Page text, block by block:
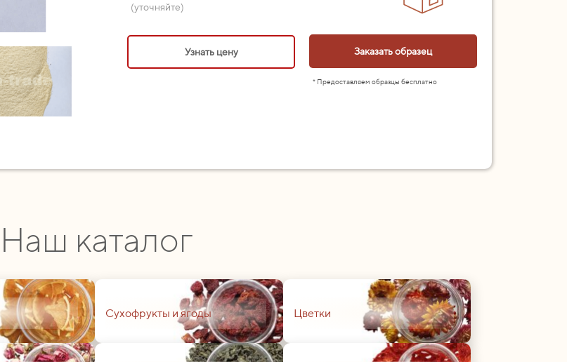
(уточняйте)
Узнать цену Заказать образец
* Предоставляем образцы бесплатно
Наш каталог
Сухофрукты и ягоды Цветки